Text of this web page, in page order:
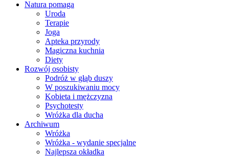
Natura pomaga
Uroda
Terapie
Joga
Apteka przyrody
Magiczna kuchnia
Diety
Rozwój osobisty
Podróż w głąb duszy
W poszukiwaniu mocy
Kobieta i mężczyzna
Psychotesty
Wróżka dla ducha
Archiwum
Wróżka
Wróżka - wydanie specjalne
Najlepsza okładka